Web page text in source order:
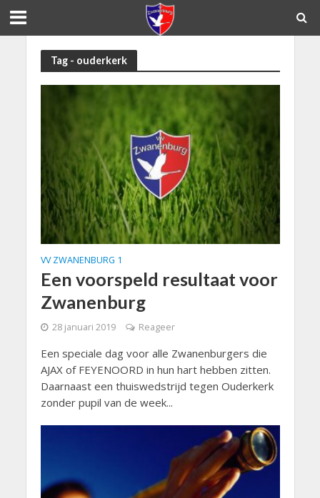
Tag - ouderkerk
VV ZWANENBURG 1
Een voorspeld resultaat voor
Zwanenburg
28 januari 2019 Reageer
Een speciale dag voor alle Zwanenburgers die
AJAX of FEYENOORD in hun hart hebben zitten.
Daarnaast een thuiswedstrijd tegen Ouderkerk
zonder pupil van de week...